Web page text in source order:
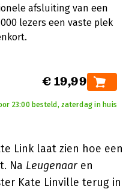
afsluiting van een
lezers een vaste plek
€ 19,99
23:00 besteld, zaterdag in huis
Link laat zien hoe een
Na Leugenaaren
Kate Linville terug in